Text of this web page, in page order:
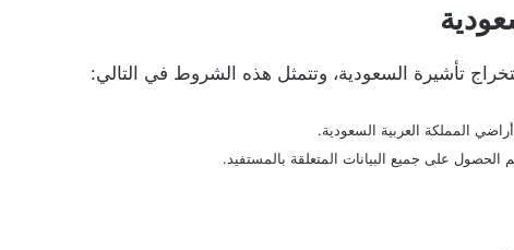
تأشيرة السعودية، وتتمثل هذه الشروط في التالي:
المملكة العربية السعودية.
الحصول على جميع البيانات المتعلقة بالمستفيد.